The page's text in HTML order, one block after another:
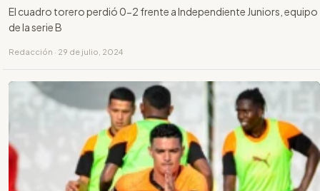
El cuadro torero perdió 0-2 frente a Independiente Juniors, equipo
de la serie B
Redacción · 29 de julio, 2024